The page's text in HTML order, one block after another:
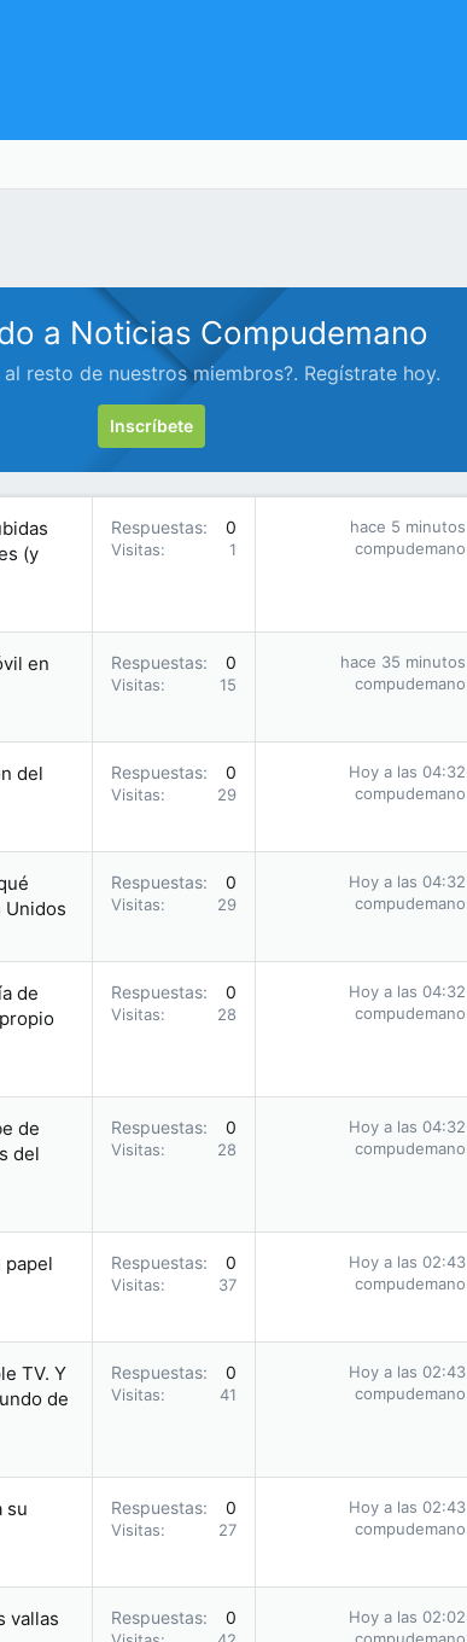
a Noticias Compudemano
resto de nuestros miembros?. Regístrate hoy.
Inscríbete
(y
Respuestas 0
Visitas 1
hace 5 minutos
compudemano
en
Respuestas 0
Visitas 15
hace 35 minutos
compudemano
del
Respuestas 0
Visitas 29
Hoy a las 04:32
compudemano
Unidos
Respuestas 0
Visitas 29
Hoy a las 04:32
compudemano
de
Respuestas 0
Visitas 28
Hoy a las 04:32
compudemano
de
del
Respuestas 0
Visitas 28
Hoy a las 04:32
compudemano
papel
Respuestas 0
Visitas 37
Hoy a las 02:43
compudemano
TV. Y
de
Respuestas 0
Visitas 41
Hoy a las 02:43
compudemano
su
Respuestas 0
Visitas 27
Hoy a las 02:43
compudemano
vallas
Respuestas 0
Hoy a las 02:02